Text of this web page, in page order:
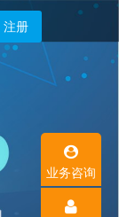
注册
业务咨询